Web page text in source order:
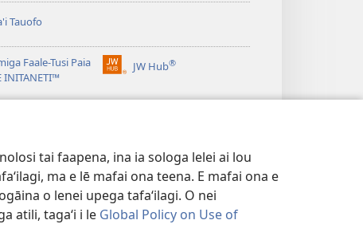
tai faapena, ina ia sologa lelei ai lou
ma e lē mafai ona teena. E mafai ona e
o lenei upega tafaʻilagi. O nei
atili, tagaʻi i le Global Policy on Use of
Tauofo
Faale-Tusi Paia
INITANETI™
JW Hub®
(tatala
isi